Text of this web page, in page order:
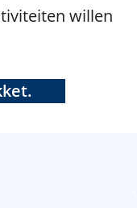
willen